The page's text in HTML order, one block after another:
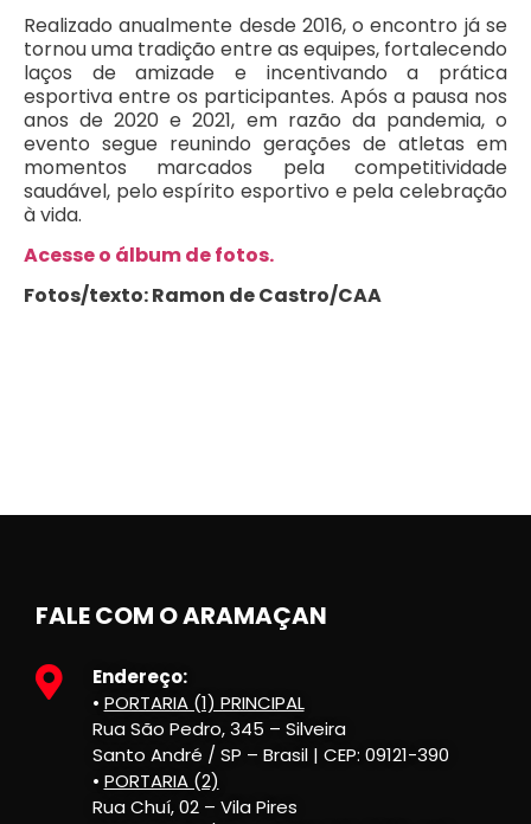
Realizado anualmente desde 2016, o encontro já se
tornou uma tradição entre as equipes, fortalecendo
laços de amizade e incentivando a prática
esportiva entre os participantes. Após a pausa nos
anos de 2020 e 2021, em razão da pandemia, o
evento segue reunindo gerações de atletas em
momentos marcados pela competitividade
saudável, pelo espírito esportivo e pela celebração
à vida.
Acesse o álbum de fotos.
Fotos/texto: Ramon de Castro/CAA
FALE COM O ARAMAÇAN
Endereço:
• PORTARIA (1) PRINCIPAL
Rua São Pedro, 345 – Silveira
Santo André / SP – Brasil | CEP: 09121-390
• PORTARIA (2)
Rua Chuí, 02 – Vila Pires